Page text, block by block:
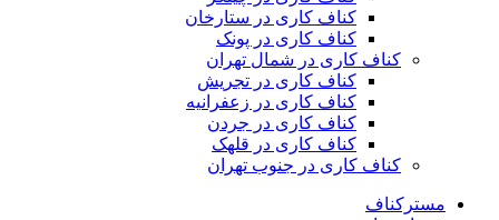
کناف کاری در ستارخان
کناف کاری در پونک
کناف کاری در شمال تهران
کناف کاری در تجریش
کناف کاری در زعفرانیه
کناف کاری در جردن
کناف کاری در قلهک
کناف کاری در جنوب تهران
مسترکناف